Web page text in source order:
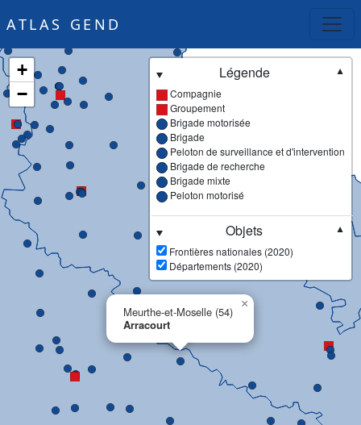
ATLAS GEND
Meurthe-et-Moselle (54)
Arracourt
×
+
−
Légende
▼
Compagnie
Groupement
Brigade motorisée
Brigade
Peloton de surveillance et d'intervention
Brigade de recherche
Brigade mixte
Peloton motorisé
Objets
▼
Frontières nationales (2020)
Départements (2020)